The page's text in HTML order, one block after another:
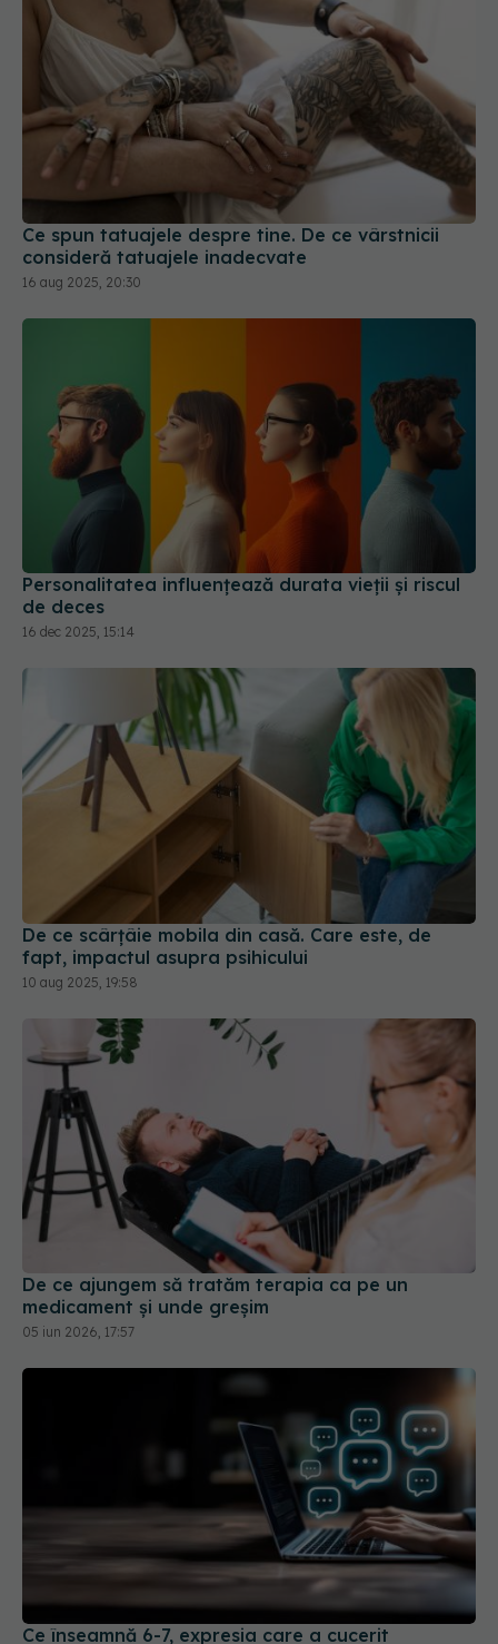
Ce spun tatuajele despre tine. De ce vârstnicii
consideră tatuajele inadecvate
16 aug 2025, 20:30
Personalitatea influențează durata vieții și riscul
16 dec 2025, 15:14
De ce scârțâie mobila din casă. Care este, de
fapt, impactul asupra psihicului
10 aug 2025, 19:58
De ce ajungem să tratăm terapia ca pe un
medicament și unde greșim
Ce înseamnă 6-7, expresia care a cucerit
internetul și a devenit Cuvântul Anului 2025
30 oct 2025, 14:13